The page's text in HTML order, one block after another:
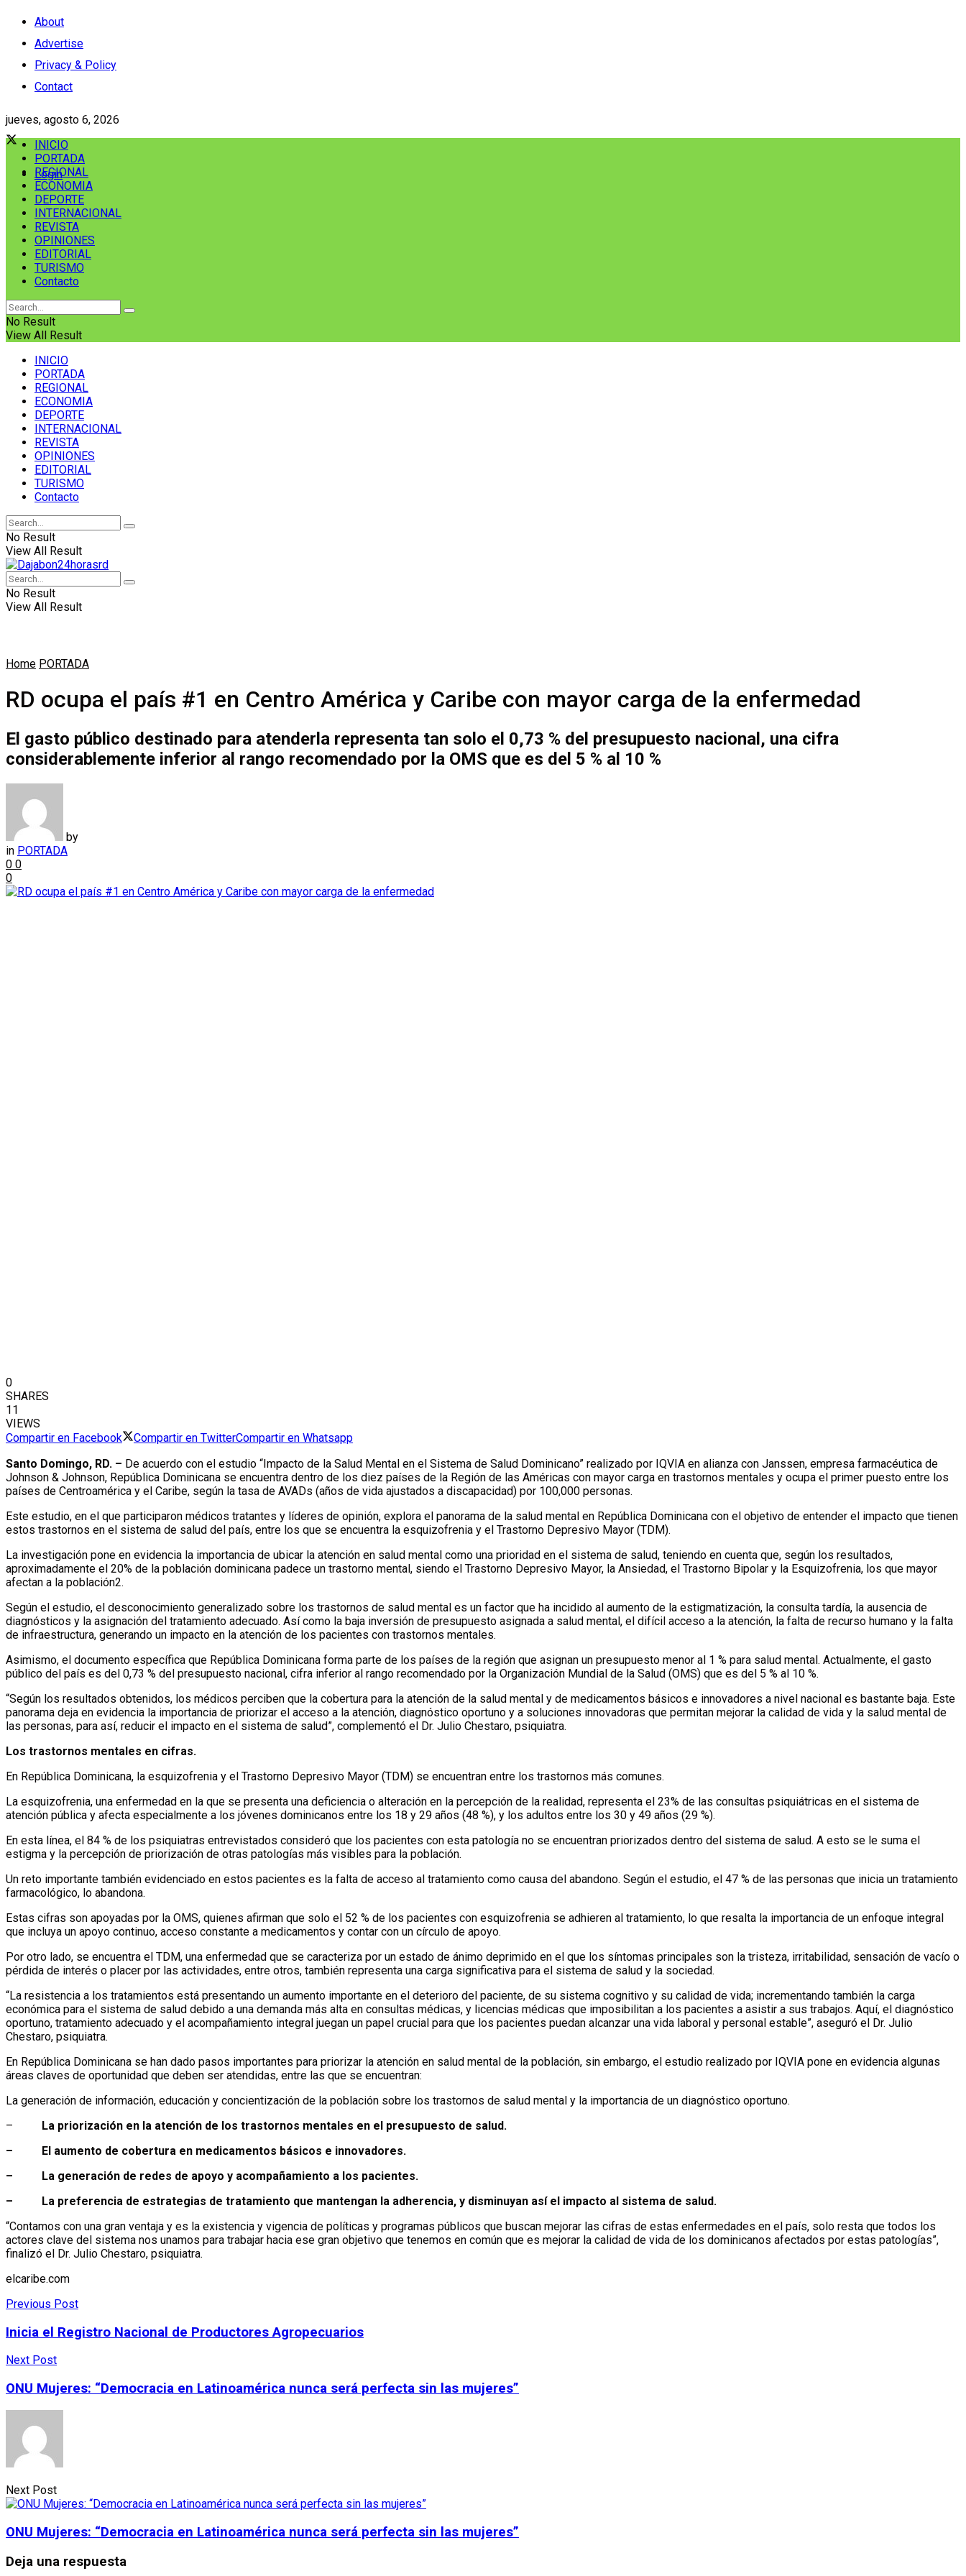
About
Advertise
Privacy & Policy
Contact
jueves, agosto 6, 2026
Login
INICIO
PORTADA
REGIONAL
ECONOMIA
DEPORTE
INTERNACIONAL
REVISTA
OPINIONES
EDITORIAL
TURISMO
Contacto
No Result
View All Result
INICIO
PORTADA
REGIONAL
ECONOMIA
DEPORTE
INTERNACIONAL
REVISTA
OPINIONES
EDITORIAL
TURISMO
Contacto
No Result
View All Result
No Result
View All Result
Home PORTADA
RD ocupa el país #1 en Centro América y Caribe con mayor carga de la enfermedad
El gasto público destinado para atenderla representa tan solo el 0,73 % del presupuesto nacional, una cifra
considerablemente inferior al rango recomendado por la OMS que es del 5 % al 10 %
by
in PORTADA
0 0
0
0
SHARES
11
VIEWS
Compartir en Facebook
Compartir en TwitterCompartir en Whatsapp
Santo Domingo, RD. – De acuerdo con el estudio “Impacto de la Salud Mental en el Sistema de Salud Dominicano” realizado por IQVIA en alianza con Janssen, empresa farmacéutica de
Johnson & Johnson, República Dominicana se encuentra dentro de los diez países de la Región de las Américas con mayor carga en trastornos mentales y ocupa el primer puesto entre los
países de Centroamérica y el Caribe, según la tasa de AVADs (años de vida ajustados a discapacidad) por 100,000 personas.
Este estudio, en el que participaron médicos tratantes y líderes de opinión, explora el panorama de la salud mental en República Dominicana con el objetivo de entender el impacto que tienen
estos trastornos en el sistema de salud del país, entre los que se encuentra la esquizofrenia y el Trastorno Depresivo Mayor (TDM).
La investigación pone en evidencia la importancia de ubicar la atención en salud mental como una prioridad en el sistema de salud, teniendo en cuenta que, según los resultados,
aproximadamente el 20% de la población dominicana padece un trastorno mental, siendo el Trastorno Depresivo Mayor, la Ansiedad, el Trastorno Bipolar y la Esquizofrenia, los que mayor
afectan a la población2.
Según el estudio, el desconocimiento generalizado sobre los trastornos de salud mental es un factor que ha incidido al aumento de la estigmatización, la consulta tardía, la ausencia de
diagnósticos y la asignación del tratamiento adecuado. Así como la baja inversión de presupuesto asignada a salud mental, el difícil acceso a la atención, la falta de recurso humano y la falta
de infraestructura, generando un impacto en la atención de los pacientes con trastornos mentales.
Asimismo, el documento específica que República Dominicana forma parte de los países de la región que asignan un presupuesto menor al 1 % para salud mental. Actualmente, el gasto
público del país es del 0,73 % del presupuesto nacional, cifra inferior al rango recomendado por la Organización Mundial de la Salud (OMS) que es del 5 % al 10 %.
“Según los resultados obtenidos, los médicos perciben que la cobertura para la atención de la salud mental y de medicamentos básicos e innovadores a nivel nacional es bastante baja. Este
panorama deja en evidencia la importancia de priorizar el acceso a la atención, diagnóstico oportuno y a soluciones innovadoras que permitan mejorar la calidad de vida y la salud mental de
las personas, para así, reducir el impacto en el sistema de salud”, complementó el Dr. Julio Chestaro, psiquiatra.
Los trastornos mentales en cifras.
En República Dominicana, la esquizofrenia y el Trastorno Depresivo Mayor (TDM) se encuentran entre los trastornos más comunes.
La esquizofrenia, una enfermedad en la que se presenta una deficiencia o alteración en la percepción de la realidad, representa el 23% de las consultas psiquiátricas en el sistema de
atención pública y afecta especialmente a los jóvenes dominicanos entre los 18 y 29 años (48 %), y los adultos entre los 30 y 49 años (29 %).
En esta línea, el 84 % de los psiquiatras entrevistados consideró que los pacientes con esta patología no se encuentran priorizados dentro del sistema de salud. A esto se le suma el
estigma y la percepción de priorización de otras patologías más visibles para la población.
Un reto importante también evidenciado en estos pacientes es la falta de acceso al tratamiento como causa del abandono. Según el estudio, el 47 % de las personas que inicia un tratamiento
farmacológico, lo abandona.
Estas cifras son apoyadas por la OMS, quienes afirman que solo el 52 % de los pacientes con esquizofrenia se adhieren al tratamiento, lo que resalta la importancia de un enfoque integral
que incluya un apoyo continuo, acceso constante a medicamentos y contar con un círculo de apoyo.
Por otro lado, se encuentra el TDM, una enfermedad que se caracteriza por un estado de ánimo deprimido en el que los síntomas principales son la tristeza, irritabilidad, sensación de vacío o
pérdida de interés o placer por las actividades, entre otros, también representa una carga significativa para el sistema de salud y la sociedad.
“La resistencia a los tratamientos está presentando un aumento importante en el deterioro del paciente, de su sistema cognitivo y su calidad de vida; incrementando también la carga
económica para el sistema de salud debido a una demanda más alta en consultas médicas, y licencias médicas que imposibilitan a los pacientes a asistir a sus trabajos. Aquí, el diagnóstico
oportuno, tratamiento adecuado y el acompañamiento integral juegan un papel crucial para que los pacientes puedan alcanzar una vida laboral y personal estable”, aseguró el Dr. Julio
Chestaro, psiquiatra.
En República Dominicana se han dado pasos importantes para priorizar la atención en salud mental de la población, sin embargo, el estudio realizado por IQVIA pone en evidencia algunas
áreas claves de oportunidad que deben ser atendidas, entre las que se encuentran:
La generación de información, educación y concientización de la población sobre los trastornos de salud mental y la importancia de un diagnóstico oportuno.
–
La priorización en la atención de los trastornos mentales en el presupuesto de salud.
– El aumento de cobertura en medicamentos básicos e innovadores.
– La generación de redes de apoyo y acompañamiento a los pacientes.
– La preferencia de estrategias de tratamiento que mantengan la adherencia, y disminuyan así el impacto al sistema de salud.
“Contamos con una gran ventaja y es la existencia y vigencia de políticas y programas públicos que buscan mejorar las cifras de estas enfermedades en el país, solo resta que todos los
actores clave del sistema nos unamos para trabajar hacia ese gran objetivo que tenemos en común que es mejorar la calidad de vida de los dominicanos afectados por estas patologías”,
finalizó el Dr. Julio Chestaro, psiquiatra.
elcaribe.com
Previous Post
Inicia el Registro Nacional de Productores Agropecuarios
Next Post
ONU Mujeres: “Democracia en Latinoamérica nunca será perfecta sin las mujeres”
Next Post
ONU Mujeres: “Democracia en Latinoamérica nunca será perfecta sin las mujeres”
Deja una respuesta